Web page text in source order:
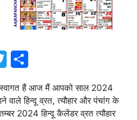
i
t
a
r
हैं आज मैं आपको साल 2024
वाले हिन्दू व्रत, त्यौहार और पंचांग के
2024 हिन्दू कैलेंडर व्रत त्यौहार